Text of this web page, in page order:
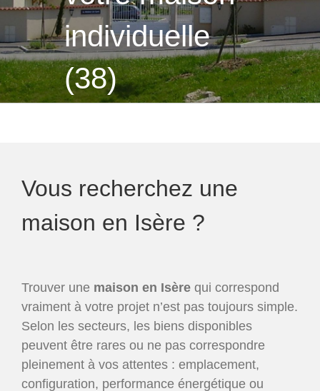
individuelle
(38)
Vous recherchez une
maison en Isère ?
Trouver une maison en Isère qui correspond
vraiment à votre projet n’est pas toujours simple.
Selon les secteurs, les biens disponibles
peuvent être rares ou ne pas correspondre
pleinement à vos attentes : emplacement,
configuration, performance énergétique ou